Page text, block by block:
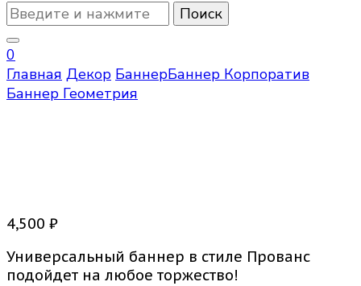
Ищите
что-
то?
0
Главная Декор БаннерБаннер Корпоратив
Баннер Геометрия
4,500 ₽
Универсальный баннер в стиле Прованс
подойдет на любое торжество!